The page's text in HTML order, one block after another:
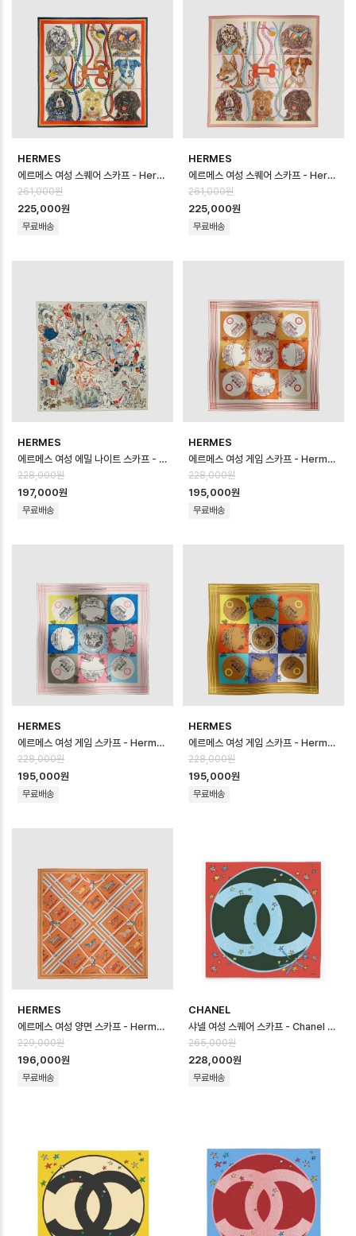
HERMES
에르메스 여성 스퀘어 스카프 - Hermes Womens Square Scarf - acc…
261,000원
225,000원
무료배송
HERMES
에르메스 여성 스퀘어 스카프 - Hermes Womens Square Scarf - acc…
261,000원
225,000원
무료배송
HERMES
에르메스 여성 에밀 나이트 스카프 - Hermes Womens Émile Night of …
228,000원
197,000원
무료배송
HERMES
에르메스 여성 게임 스카프 - Hermes Womens Game Scarf - acc877…
228,000원
195,000원
무료배송
HERMES
에르메스 여성 게임 스카프 - Hermes Womens Game Scarf - acc877…
228,000원
195,000원
무료배송
HERMES
에르메스 여성 게임 스카프 - Hermes Womens Game Scarf - acc877…
228,000원
195,000원
무료배송
HERMES
에르메스 여성 양면 스카프 - Hermes Womens Reversible Scarf - …
229,000원
196,000원
무료배송
CHANEL
샤넬 여성 스퀘어 스카프 - Chanel Womens Square Scarf - acc87…
265,000원
228,000원
무료배송